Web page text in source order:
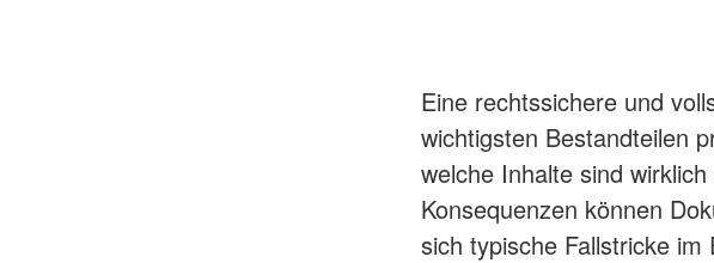
Eine rechtssichere und
wichtigsten Bestandteilen
welche Inhalte sind
Konsequenzen können
sich typische Fallstricke